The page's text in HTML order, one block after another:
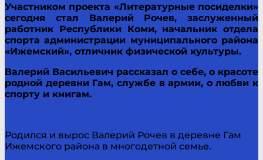
Участником проекта «Литературные посиделки»
сегодня стал Валерий Рочев, заслуженный
работник Республики Коми, начальник отдела
спорта администрации муниципального района
«Ижемский», отличник физической культуры.
Валерий Васильевич рассказал о себе, о красоте
родной деревни Гам, службе в армии, о любви к
спорту и книгам.
Родился и вырос Валерий Рочев в деревне Гам
Ижемского района в многодетной семье.